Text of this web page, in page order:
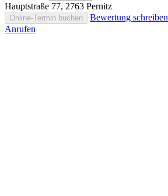
Hauptstraße 77, 2763 Pernitz
Online-Termin buchen
Bewertung schreiben
Anrufen